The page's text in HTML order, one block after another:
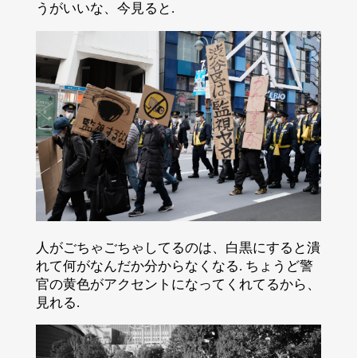
うがいいな、今見ると.
人がごちゃごちゃしてるのは、白黒にすると潰
れて何がなんだか分からなくなる. ちょうど警
官の黄色がアクセントになってくれてるから、
見れる.